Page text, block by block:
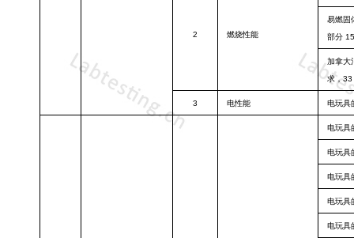
2 燃烧性能
易燃固
部分
加拿大
求，33
3 电性能 电玩具
电玩具
电玩具
电玩具
电玩具
电玩具